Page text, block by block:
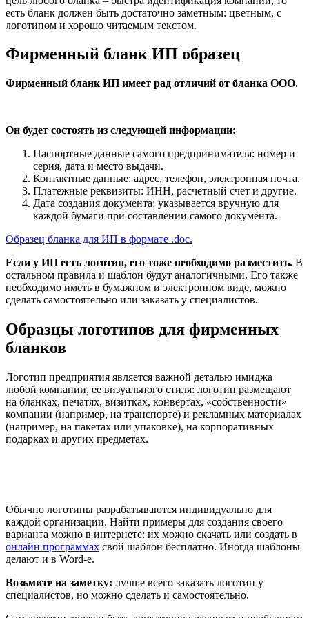
есть бланк должен быть достаточно заметным: цветным, с
логотипом и хорошо читаемым текстом.
Фирменный бланк ИП образец
Фирменный бланк ИП имеет рад отличий от бланка ООО.
Он будет состоять из следующей информации:
Паспортные данные самого предпринимателя: номер и
серия, дата и место выдачи.
Контактные данные: адрес, телефон, электронная почта.
Платежные реквизиты: ИНН, расчетный счет и другие.
Дата создания документа: указывается вручную для
каждой бумаги при составлении самого документа.
Образец бланка для ИП в формате .doc.
Если у ИП есть логотип, его тоже необходимо разместить. В
остальном правила и шаблон будут аналогичными. Его также
необходимо иметь в бумажном и электронном виде, можно
сделать самостоятельно или заказать у специалистов.
Образцы логотипов для фирменных
бланков
Логотип предприятия является важной деталью имиджа
любой компании, ее визуального стиля: логотип размещают
на бланках, печатях, визитках, конвертах, «собственности»
компании (например, на транспорте) и рекламных материалах
(например, на пакетах или упаковке), на корпоративных
подарках и других предметах.
Обычно логотипы разрабатываются индивидуально для
каждой организации. Найти примеры для создания своего
варианта можно в интернете: их можно скачать или создать в
онлайн программах свой шаблон бесплатно. Иногда шаблоны
делают и в Word-е.
Возьмите на заметку: лучше всего заказать логотип у
специалистов, но можно сделать и самостоятельно.